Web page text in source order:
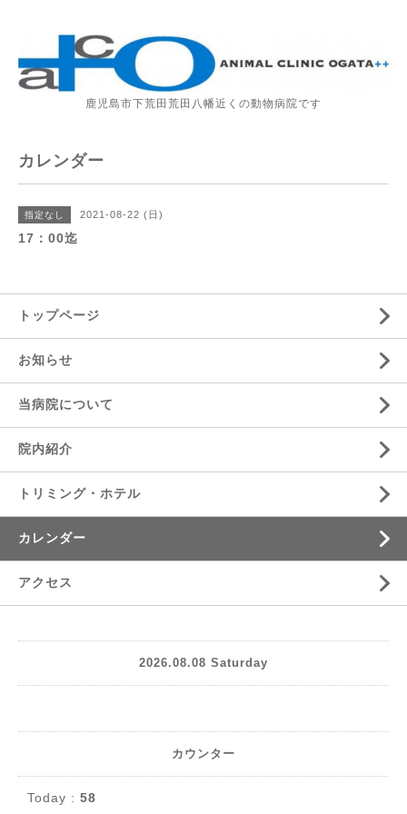
鹿児島市下荒田荒田八幡近くの動物病院です
カレンダー
指定なし 2021-08-22 (日)
17：00迄
トップページ
お知らせ
当病院について
院内紹介
トリミング・ホテル
カレンダー
アクセス
2026.08.08 Saturday
カウンター
Today : 58